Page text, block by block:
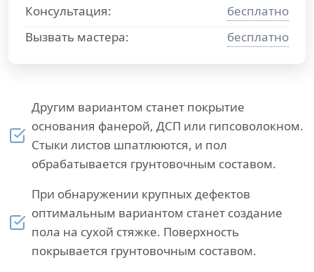
Консультация:
бесплатно
Вызвать мастера:
бесплатно
Другим вариантом станет покрытие
основания фанерой, ДСП или гипсоволокном.
Стыки листов шпатлюются, и пол
обрабатывается грунтовочным составом.
При обнаружении крупных дефектов
оптимальным вариантом станет создание
пола на сухой стяжке. Поверхность
покрывается грунтовочным составом.